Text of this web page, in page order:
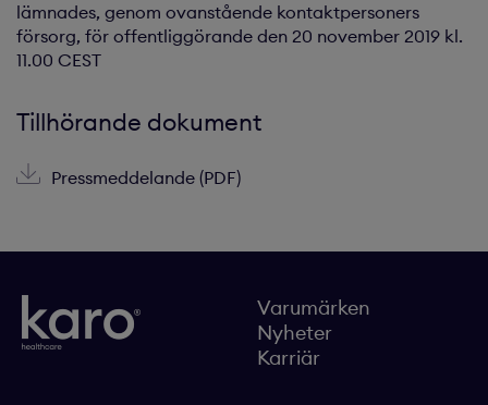
lämnades, genom ovanstående kontaktpersoners
försorg, för offentliggörande den 20 november 2019 kl.
11.00 CEST
Tillhörande dokument
Pressmeddelande (PDF)
Varumärken
Nyheter
Karriär